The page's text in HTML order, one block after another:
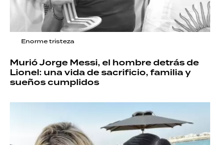
Enorme tristeza
Murió Jorge Messi, el hombre detrás de
Lionel: una vida de sacrificio, familia y
sueños cumplidos